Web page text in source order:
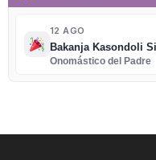
12 AGO
Bakanja Kasondoli
Onomástico del Padre